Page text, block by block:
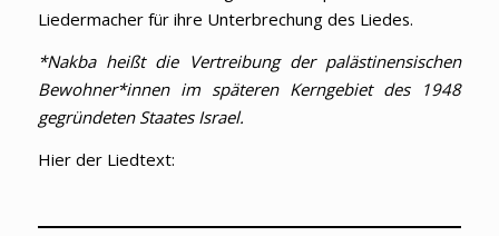
Liedermacher für ihre Unterbrechung des Liedes.
*Nakba heißt die Vertreibung der palästinensischen
Bewohner*innen im späteren Kerngebiet des 1948
gegründeten Staates Israel.
Hier der Liedtext: